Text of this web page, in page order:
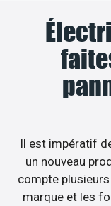
Il est impératif
un nouveau
compte
marque et les